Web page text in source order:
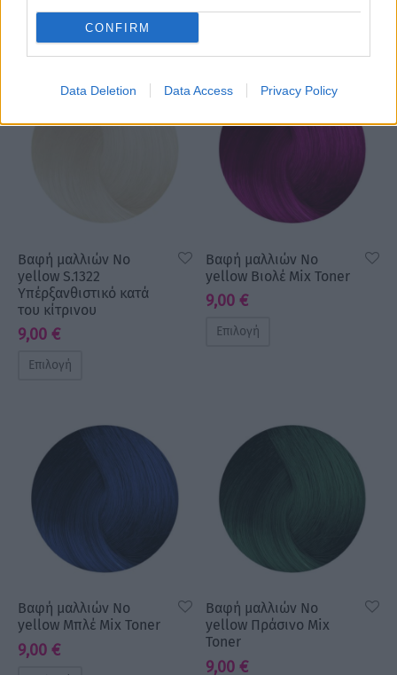
CONFIRM
Data Deletion Data Access Privacy Policy
Επιλογή
Βαφή μαλλιών No
yellow S.1322
Υπέρξανθιστικό κατά
του κίτρινου
9,00 €
Επιλογή
Βαφή μαλλιών No
yellow Βιολέ Mix Toner
9,00 €
Επιλογή
Βαφή μαλλιών No
yellow Μπλέ Mix Toner
9,00 €
Βαφή μαλλιών No
yellow Πράσινο Mix
Toner
9,00 €